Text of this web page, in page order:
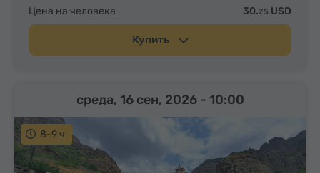
Цена на человека 30.25 USD
Купить
8-9 ч
среда, 16 сен, 2026 - 10:00